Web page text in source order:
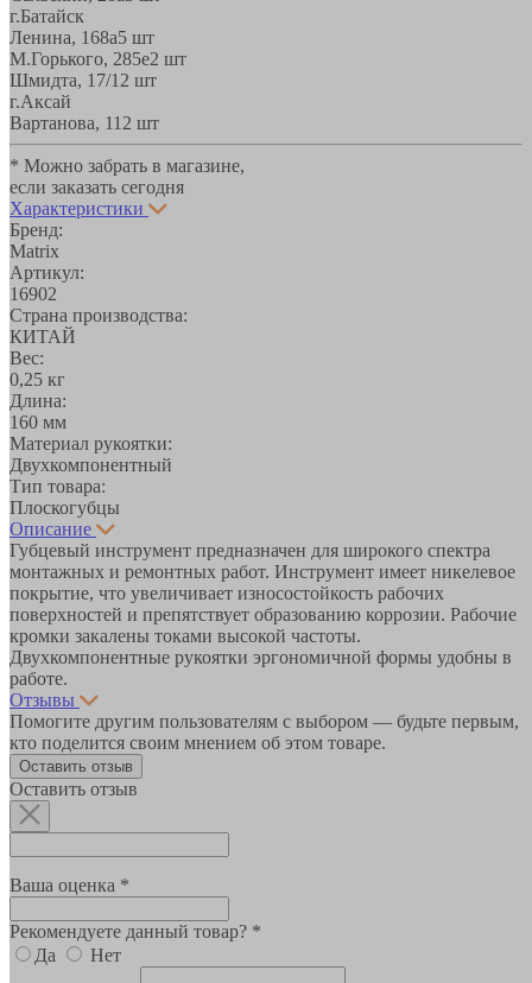
г.Батайск
Ленина, 168а5 шт
М.Горького, 285е2 шт
Шмидта, 17/1 2 шт
г.Аксай
Вартанова, 11 2 шт
* Можно забрать в магазине,
если заказать сегодня
Характеристики
Бренд:
Matrix
Артикул:
16902
Страна производства:
КИТАЙ
Вес:
0,25 кг
Длина:
160 мм
Материал рукоятки:
Двухкомпонентный
Тип товара:
Плоскогубцы
Описание
Губцевый инструмент предназначен для широкого спектра
монтажных и ремонтных работ. Инструмент имеет никелевое
покрытие, что увеличивает износостойкость рабочих
поверхностей и препятствует образованию коррозии. Рабочие
кромки закалены токами высокой частоты.
Двухкомпонентные рукоятки эргономичной формы удобны в
работе.
Отзывы
Помогите другим пользователям с выбором — будьте первым,
кто поделится своим мнением об этом товаре.
Оставить отзыв
Оставить отзыв
Ваша оценка *
Рекомендуете данный товар? *
Да
Нет